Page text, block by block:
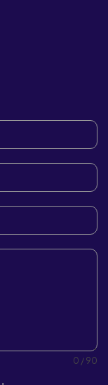
0 / 90